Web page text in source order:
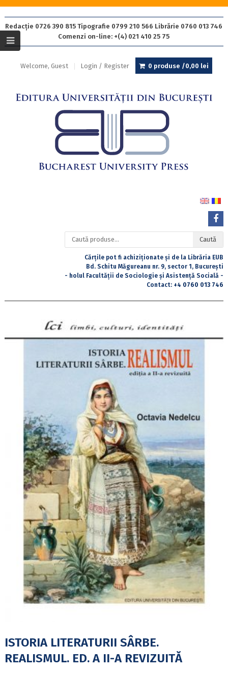
Redacție 0726 390 815 Tipografie 0799 210 566 Librărie 0760 013 746
Comenzi on-line: +(4) 021 410 25 75
Welcome, Guest Login / Register 0 produse /0,00 lei
Caută
după:
Caută
Cărțile pot fi achiziționate și de la Librăria EUB
Bd. Schitu Măgureanu nr. 9, sector 1, București
- holul Facultății de Sociologie și Asistență Socială -
Contact: +4 0760 013 746
ISTORIA LITERATURII SÂRBE.
REALISMUL. ED. A II-A REVIZUITĂ